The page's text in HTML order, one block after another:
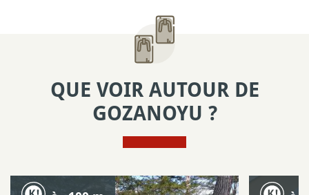
QUE VOIR AUTOUR DE
GOZANOYU ?